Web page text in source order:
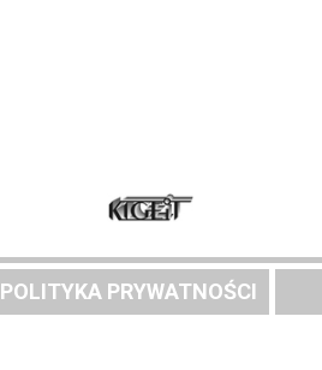
POLITYKA PRYWATNOŚCI